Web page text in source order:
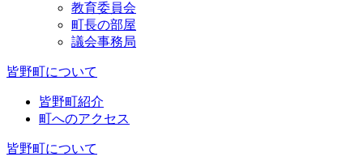
教育委員会
町長の部屋
議会事務局
皆野町について
皆野町紹介
町へのアクセス
皆野町について